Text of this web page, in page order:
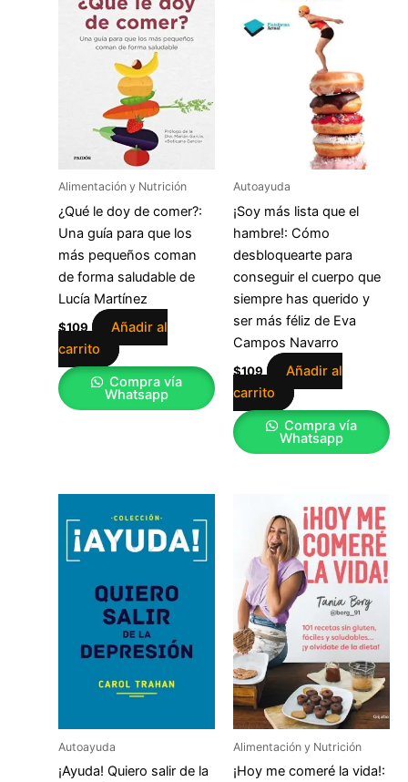
Alimentación y Nutrición
¿Qué le doy de comer?:
Una guía para que los
más pequeños coman
de forma saludable de
Lucía Martínez
$109
Añadir al
carrito
Compra vía
Whatsapp
Autoayuda
¡Soy más lista que el
hambre!: Cómo
desbloquearte para
conseguir el cuerpo que
siempre has querido y
ser más féliz de Eva
Campos Navarro
$109
Añadir al
carrito
Compra vía
Whatsapp
Autoayuda
¡Ayuda! Quiero salir de la
Alimentación y Nutrición
¡Hoy me comeré la vida!: